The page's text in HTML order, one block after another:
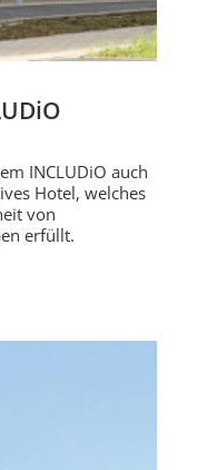
INCLUDiO auch
Hotel, welches
von
erfüllt.